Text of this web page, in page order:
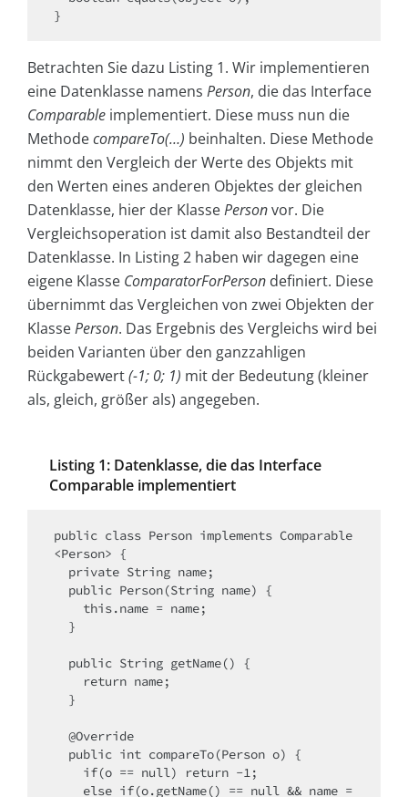
}
Betrachten Sie dazu Listing 1. Wir implementieren
eine Datenklasse namens Person, die das Interface
Comparable implementiert. Diese muss nun die
MethodecompareTo(…) beinhalten. Diese Methode
nimmt den Vergleich der Werte des Objekts mit
den Werten eines anderen Objektes der gleichen
Datenklasse, hier der KlassePersonvor. Die
Vergleichsoperation ist damit also Bestandteil der
Datenklasse. In Listing 2 haben wir dagegen eine
eigene Klasse ComparatorForPerson definiert. Diese
übernimmt das Vergleichen von zwei Objekten der
KlassePerson. Das Ergebnis des Vergleichs wird bei
beiden Varianten über den ganzzahligen
Rückgabewert(-1; 0; 1) mit der Bedeutung (kleiner
als, gleich, größer als) angegeben.
Listing 1: Datenklasse, die das Interface
Comparable implementiert
public class Person implements Comparable
<Person> {